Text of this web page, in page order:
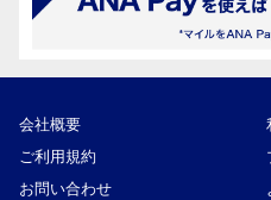
会社概要
ご利用規約
お問い合わせ